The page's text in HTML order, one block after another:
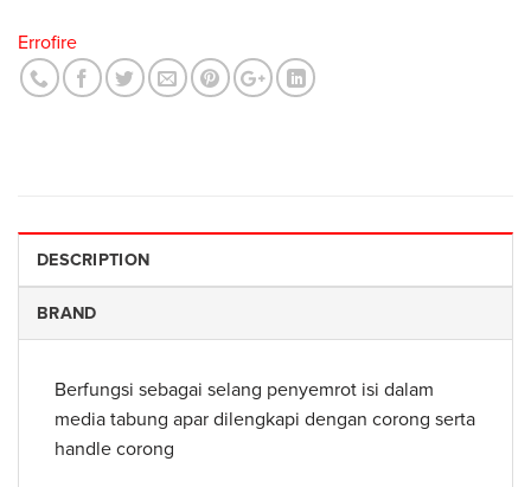
Errofire
DESCRIPTION
BRAND
Berfungsi sebagai selang penyemrot isi dalam
media tabung apar dilengkapi dengan corong serta
handle corong